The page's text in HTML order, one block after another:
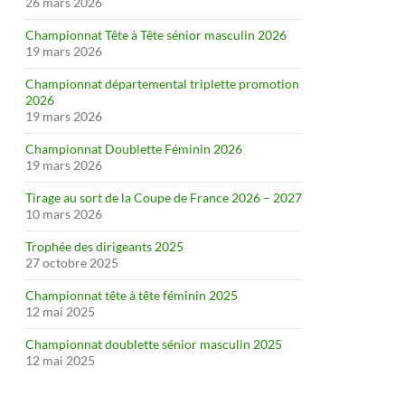
Championnat Tête à Tête sénior masculin 2026
19 mars 2026
Championnat départemental triplette promotion
2026
19 mars 2026
Championnat Doublette Féminin 2026
19 mars 2026
Tirage au sort de la Coupe de France 2026 – 2027
10 mars 2026
Trophée des dirigeants 2025
27 octobre 2025
Championnat tête à tête féminin 2025
12 mai 2025
Championnat doublette sénior masculin 2025
12 mai 2025